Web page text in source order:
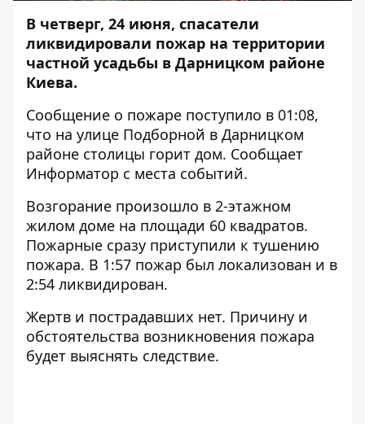
В четверг, 24 июня, спасатели
ликвидировали пожар на территории
частной усадьбы в Дарницком районе
Киева.
Сообщение о пожаре поступило в 01:08,
что на улице Подборной в Дарницком
районе столицы горит дом. Сообщает
Информатор с места событий.
Возгорание произошло в 2-этажном
жилом доме на площади 60 квадратов.
Пожарные сразу приступили к тушению
пожара. В 1:57 пожар был локализован и в
2:54 ликвидирован.
Жертв и пострадавших нет. Причину и
обстоятельства возникновения пожара
будет выяснять следствие.